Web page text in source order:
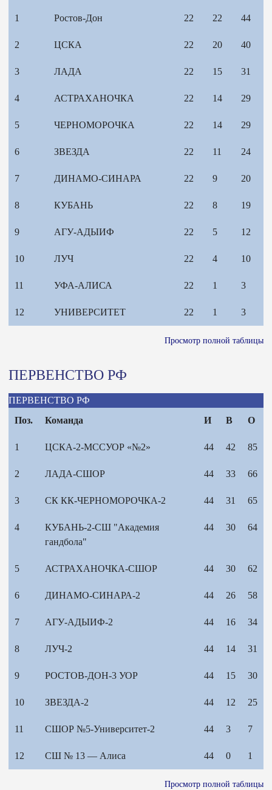
1 Ростов-Дон 22 22 44
2 ЦСКА 22 20 40
3 ЛАДА 22 15 31
4 АСТРАХАНОЧКА 22 14 29
5 ЧЕРНОМОРОЧКА 22 14 29
6 ЗВЕЗДА 22 11 24
7 ДИНАМО-СИНАРА 22 9 20
8 КУБАНЬ 22 8 19
9 АГУ-АДЫИФ 22 5 12
10 ЛУЧ 22 4 10
11 УФА-АЛИСА 22 1 3
12 УНИВЕРСИТЕТ 22 1 3
Просмотр полной таблицы
ПЕРВЕНСТВО РФ
ПЕРВЕНСТВО РФ
Поз.
Команда И В О
1 ЦСКА-2-МССУОР «№2» 44 42 85
2 ЛАДА-СШОР 44 33 66
3 СК КК-ЧЕРНОМОРОЧКА-2 44 31 65
4
КУБАНЬ-2-СШ "Академия
гандбола"
44 30 64
5 АСТРАХАНОЧКА-СШОР 44 30 62
6 ДИНАМО-СИНАРА-2 44 26 58
7 АГУ-АДЫИФ-2 44 16 34
8 ЛУЧ-2 44 14 31
9 РОСТОВ-ДОН-3 УОР 44 15 30
10 ЗВЕЗДА-2 44 12 25
11 СШОР №5-Университет-2 44 3 7
12 СШ № 13 — Алиса 44 0 1
Просмотр полной таблицы